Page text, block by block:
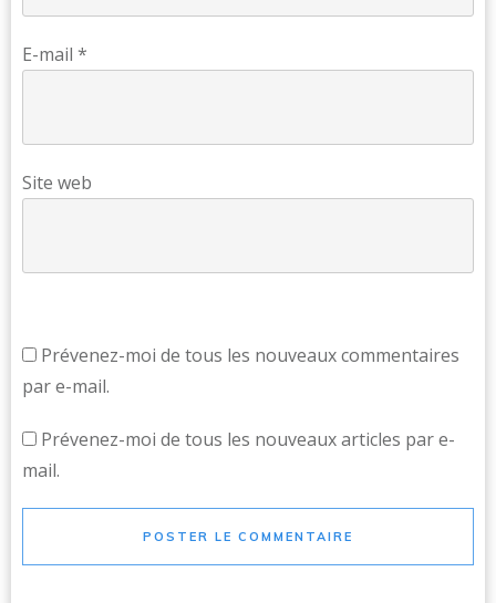
E-mail *
Site web
Prévenez-moi de tous les nouveaux commentaires
par e-mail.
Prévenez-moi de tous les nouveaux articles par e-
mail.
POSTER LE COMMENTAIRE